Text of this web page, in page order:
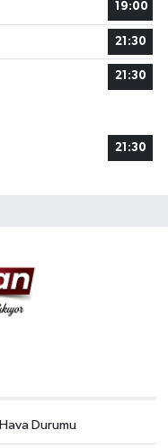
19:00
21:30
21:30
21:30
Hava Durumu